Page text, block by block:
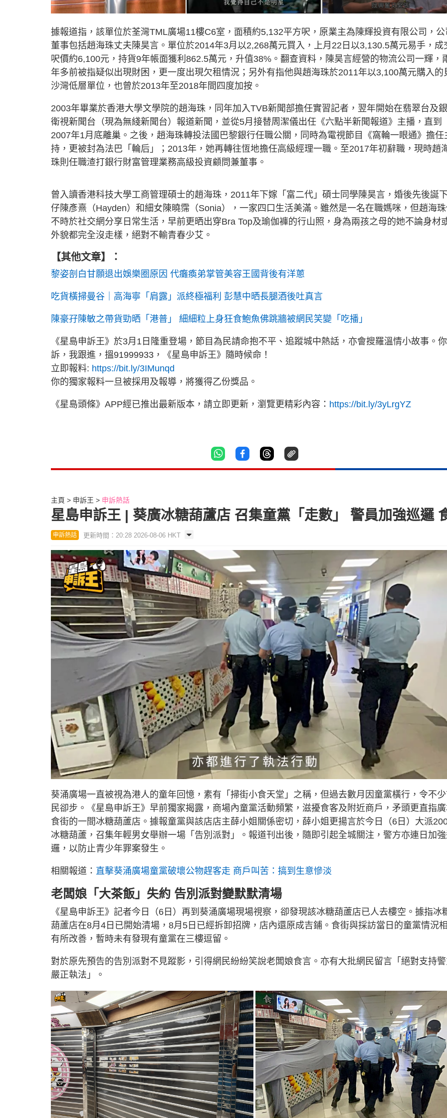
據報道指，該單位於荃灣TML廣場11樓C6室，面積約5,132平方呎，原業主為陳輝投資有限公司，公
董事包括趙海珠丈夫陳昊言。單位於2014年3月以2,268萬元買入，上月22日以3,130.5萬元易手，成
呎價約6,100元，持貨9年帳面獲利862.5萬元，升值38%。翻查資料，陳昊言經營的物流公司一輝，
年多前被指疑似出現財困，更一度出現欠租情況；另外有指他與趙海珠於2011年以3,100萬元購入的
沙灣低層單位，也曾於2013年至2018年間四度加按。
2003年畢業於香港大學文學院的趙海珠，同年加入TVB新聞部擔任實習記者，翌年開始在翡翠台及
衛視新聞台（現為無綫新聞台）報道新聞，並從5月接替周潔儀出任《六點半新聞報道》主播，直到
2007年1月底離巢。之後，趙海珠轉投法國巴黎銀行任職公關，同時為電視節目《窩輪一眼通》擔任
持，更被封為法巴「輪后」；2013年，她再轉往恆地擔任高級經理一職。至2017年初辭職，現時趙
珠則任職渣打銀行財富管理業務高級投資顧問兼董事。
曾入讀香港科技大學工商管理碩士的趙海珠，2011年下嫁「富二代」碩士同學陳昊言，婚後先後誕
仔陳彥熹（Hayden）和細女陳曉霈（Sonia），一家四口生活美滿。雖然是一名在職媽咪，但趙海
不時於社交網分享日常生活，早前更晒出穿Bra Top及瑜伽褲的行山照，身為兩孩之母的她不論身材
外貌都完全沒走樣，絕對不輸青春少艾。
【其他文章】：
黎姿剖白甘願退出娛樂圈原因 代癱瘓弟掌管美容王國背後有洋蔥
吃貨橫掃曼谷｜高海寧「肩露」派終極福利 彭慧中晒長腿酒後吐真言
陳豪孖陳敏之帶貨勁晒「港普」 細細粒上身狂食鮑魚佛跳牆被網民笑變「吃播」
《星島申訴王》於3月1日隆重登場，節目為民請命抱不平、追蹤城中熱話，亦會搜羅溫情小故事。
訴，我跟進，搵91999933，《星島申訴王》隨時候命！
立即報料: https://bit.ly/3IMunqd
你的獨家報料一旦被採用及報導，將獲得乙份獎品。
《星島頭條》APP經已推出最新版本，請立即更新，瀏覽更精彩內容： https://bit.ly/3yLrgYZ
主頁 申訴王 申訴熱話
星島申訴王 | 葵廣冰糖葫蘆店 召集童黨「走數」 警員加強巡邏
申訴熱話 更新時間：20:28 2026-08-06 HKT
U
n
t
e
o
e
d
:
2
3
.
7
%
葵涌廣場一直被視為港人的童年回憶，素有「掃街小食天堂」之稱，但過去數月因童黨橫行，令不
民卻步。《星島申訴王》早前獨家揭露，商場內童黨活動頻繁，滋擾食客及附近商戶，矛頭更直指
食街的一間冰糖葫蘆店。據報童黨與該店店主薛小姐關係密切，薛小姐更揚言於今日（6日）大派
冰糖葫蘆，召集年輕男女舉辦一場「告別派對」。報道刊出後，隨即引起全城關注，警方亦連日加
邏，以防止青少年罪案發生。
相關報道： 直擊葵涌廣場童黨破壞公物趕客走 商戶叫苦：搞到生意慘淡
老闆娘「大茶飯」失約 告別派對變默默清場
《星島申訴王》記者今日（6日）再到葵涌廣場現場視察，卻發現該冰糖葫蘆店已人去樓空。據指冰
葫蘆店在8月4日已開始清場，8月5日已經拆卸招牌，店內還原成吉鋪。食街與採訪當日的童黨情況
有所改善，暫時未有發現有童黨在三樓逗留。
對於原先預告的告別派對不見蹤影，引得網民紛紛笑說老闆娘食言。亦有大批網民留言「絕對支持
嚴正執法」。